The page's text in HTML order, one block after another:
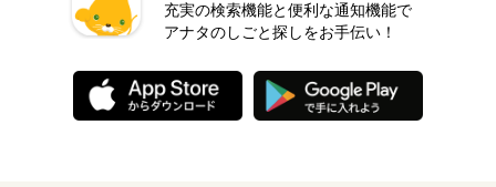
充実の検索機能と便利な通知機能で
アナタのしごと探しをお手伝い！